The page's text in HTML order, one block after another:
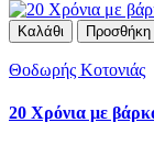
Καλάθι
Θοδωρής Κοτονιάς
20 Χρόνια με